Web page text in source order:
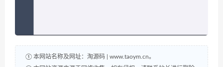
① 本网站名称及网址：淘源码 | www.taoym.cn。